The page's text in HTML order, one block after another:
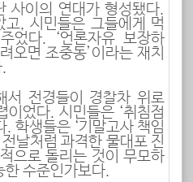
사이의 연대가 형성됐다.
고, 시민들은 그들에게 먹
었다. ‘언론자유 보장하
오면 조중동’이라는 재치
서 전경들이 경찰차 위로
었다. 시민들은 ‘취침점
. 학생들은 ‘기말고사 책임
날처럼 과격한 물대포 진
으로 돌리는 것이 무모하
한 수준인가보다.